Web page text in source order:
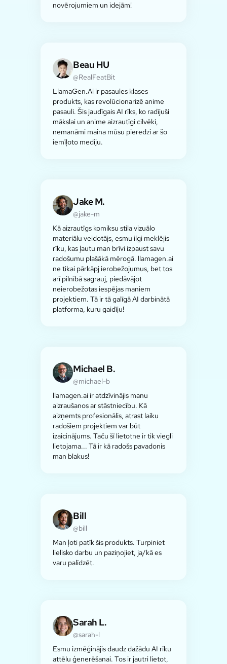
novērojumiem un idejām!
Beau HU
@RealFeatBit
LlamaGen.Ai ir pasaules klases
produkts, kas revolūcionarizē anime
pasauli. Šis jaudīgais AI rīks, ko radījuši
mākslai un anime aizrautīgi cilvēki,
nemanāmi maina mūsu pieredzi ar šo
iemīļoto mediju.
Jake M.
@jake-m
Kā aizrautīgs komiksu stila vizuālo
materiālu veidotājs, esmu ilgi meklējis
rīku, kas ļautu man brīvi izpaust savu
radošumu plašākā mērogā. llamagen.ai
ne tikai pārkāpj ierobežojumus, bet tos
arī pilnībā sagrauj, piedāvājot
neierobežotas iespējas maniem
projektiem. Tā ir tā galīgā AI darbinātā
platforma, kuru gaidīju!
Michael B.
@michael-b
llamagen.ai ir atdzīvinājis manu
aizraušanos ar stāstniecību. Kā
aizņemts profesionālis, atrast laiku
radošiem projektiem var būt
izaicinājums. Taču šī lietotne ir tik viegli
lietojama... Tā ir kā radošs pavadonis
man blakus!
Bill
@bill
Man ļoti patīk šis produkts. Turpiniet
lielisko darbu un paziņojiet, ja/kā es
varu palīdzēt.
Sarah L.
@sarah-l
Esmu izmēģinājis daudz dažādu AI rīku
attēlu ģenerēšanai. Tos ir jautri lietot,